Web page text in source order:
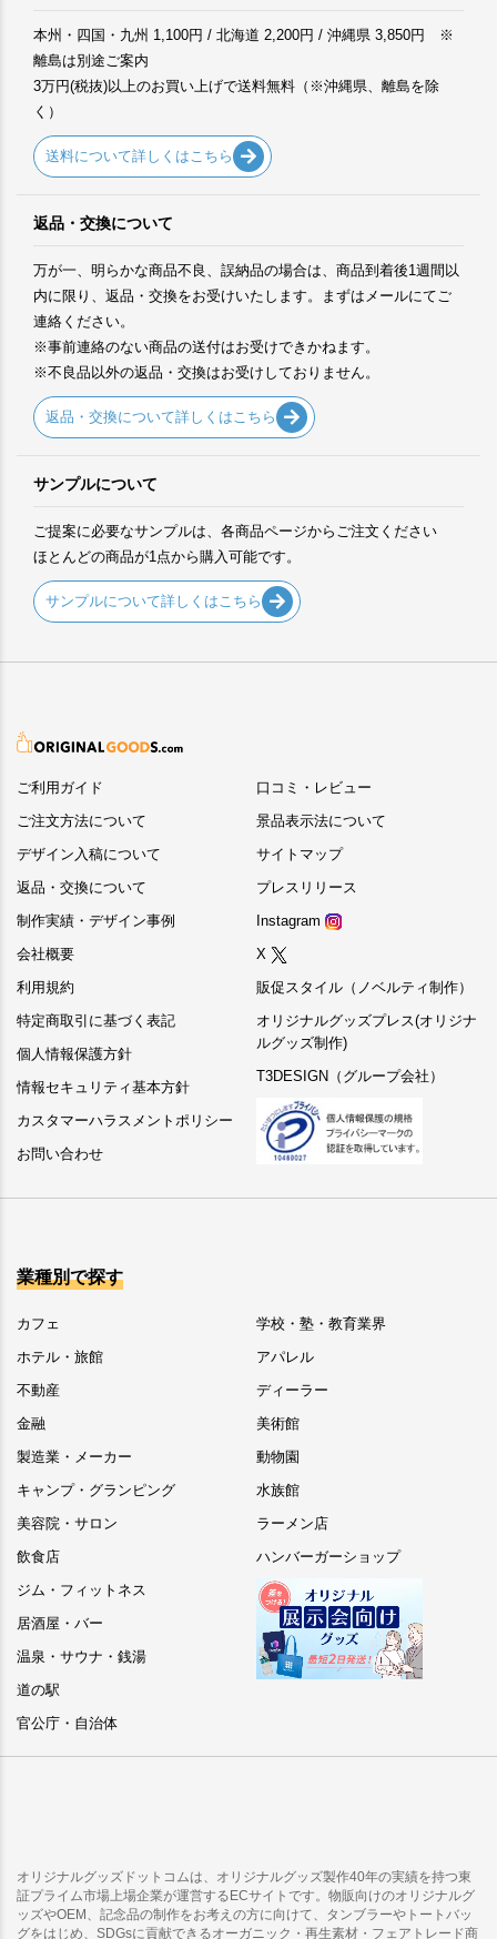
本州・四国・九州 1,100円 / 北海道 2,200円 / 沖縄県 3,850円 ※
離島は別途ご案内
3万円(税抜)以上のお買い上げで送料無料（※沖縄県、離島を除
く）
送料について詳しくはこちら
返品・交換について
万が一、明らかな商品不良、誤納品の場合は、商品到着後1週間以
内に限り、返品・交換をお受けいたします。まずはメールにてご
連絡ください。
※事前連絡のない商品の送付はお受けできかねます。
※不良品以外の返品・交換はお受けしておりません。
返品・交換について詳しくはこちら
サンプルについて
ご提案に必要なサンプルは、各商品ページからご注文ください
ほとんどの商品が1点から購入可能です。
サンプルについて詳しくはこちら
ご利用ガイド
ご注文方法について
デザイン入稿について
返品・交換について
制作実績・デザイン事例
会社概要
利用規約
特定商取引に基づく表記
個人情報保護方針
情報セキュリティ基本方針
カスタマーハラスメントポリシー
お問い合わせ
口コミ・レビュー
景品表示法について
サイトマップ
プレスリリース
Instagram
X
販促スタイル（ノベルティ制作）
オリジナルグッズプレス(オリジナ
ルグッズ制作)
T3DESIGN（グループ会社）
業種別で探す
カフェ
ホテル・旅館
不動産
金融
製造業・メーカー
キャンプ・グランピング
美容院・サロン
飲食店
ジム・フィットネス
居酒屋・バー
温泉・サウナ・銭湯
道の駅
官公庁・自治体
学校・塾・教育業界
アパレル
ディーラー
美術館
動物園
水族館
ラーメン店
ハンバーガーショップ
オリジナルグッズドットコムは、オリジナルグッズ製作40年の実績を持つ東
証プライム市場上場企業が運営するECサイトです。物販向けのオリジナルグ
ッズやOEM、記念品の制作をお考えの方に向けて、タンブラーやトートバッ
グをはじめ、SDGsに貢献できるオーガニック・再生素材・フェアトレード商